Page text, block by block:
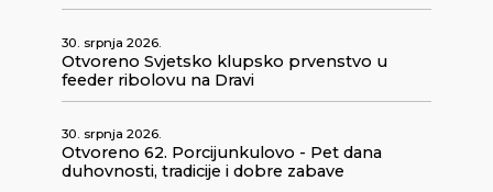
30. srpnja 2026.
Otvoreno Svjetsko klupsko prvenstvo u
feeder ribolovu na Dravi
30. srpnja 2026.
Otvoreno 62. Porcijunkulovo - Pet dana
duhovnosti, tradicije i dobre zabave